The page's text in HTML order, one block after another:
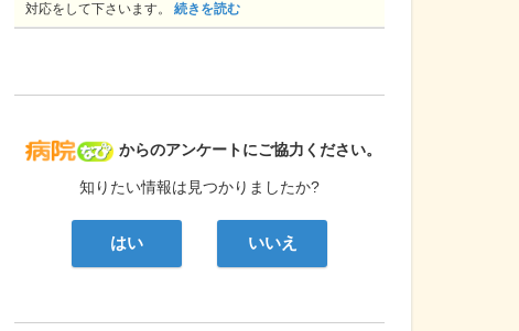
病院なび
からのアンケートにご協力ください。
知りたい情報は見つかりましたか?
はい いいえ
対応をして下さいます。 続きを読む